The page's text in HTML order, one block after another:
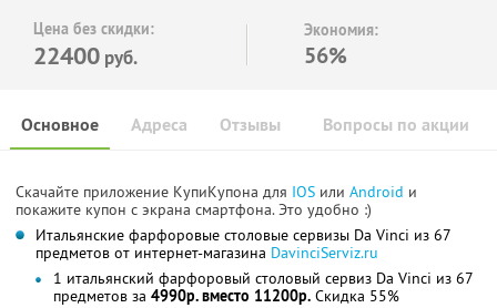
Цена без скидки:
22400 руб.
Экономия:
56%
Основное Отзывы Вопросы по акции
Адреса
Скачайте приложение КупиКупона для IOS или Android и
покажите купон с экрана смартфона. Это удобно :)
Итальянские фарфоровые столовые сервизы Da Vinci из 67
предметов от интернет-магазина DavinciServiz.ru
1 итальянский фарфоровый столовый сервиз Da Vinci из 67
предметов за 4990р. вместо 11200р. Скидка 55%